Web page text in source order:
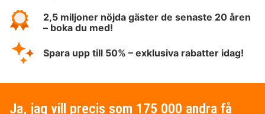
2,5 miljoner nöjda gäster de senaste 20 åren
– boka du med!
Spara upp till 50% – exklusiva rabatter idag!
Ja, jag vill precis som 175 000 andra få